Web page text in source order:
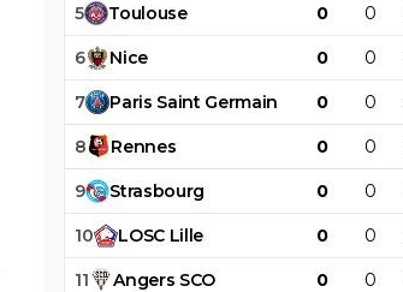
5 Toulouse 0 0
6 Nice 0 0
7 Paris Saint Germain 0 0
8 Rennes 0 0
9 Strasbourg 0 0
10 LOSC Lille 0 0
11 Angers SCO 0 0